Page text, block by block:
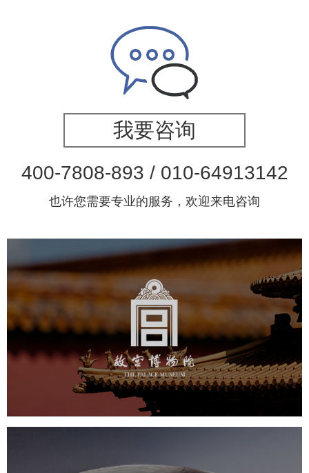
我要咨询
400-7808-893 / 010-64913142
也许您需要专业的服务，欢迎来电咨询
故宫博物院
文化艺术 博物馆 智慧博物馆
博物馆网站建设
景区网站建设
文创商城 万能专题 网站代运营